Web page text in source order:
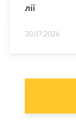
лії
30.07.2026